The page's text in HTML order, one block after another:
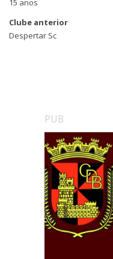
Clube anterior
Despertar Sc
PUB